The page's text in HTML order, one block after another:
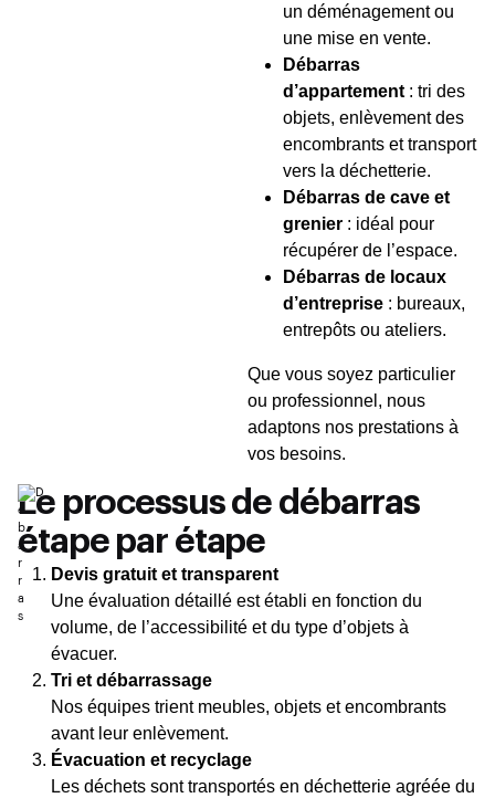
un déménagement ou
une mise en vente.
Débarras
d’appartement : tri des
objets, enlèvement des
encombrants et transport
vers la déchetterie.
Débarras de cave et
grenier : idéal pour
récupérer de l’espace.
Débarras de locaux
d’entreprise : bureaux,
entrepôts ou ateliers.
Que vous soyez particulier
ou professionnel, nous
adaptons nos prestations à
vos besoins.
Le processus de débarras
étape par étape
Devis gratuit et transparent
Une évaluation détaillé est établi en fonction du
volume, de l’accessibilité et du type d’objets à
évacuer.
Tri et débarrassage
Nos équipes trient meubles, objets et encombrants
avant leur enlèvement.
Évacuation et recyclage
Les déchets sont transportés en déchetterie agréée du